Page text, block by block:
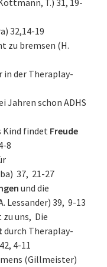
T.) 31, 19-
32,14-19
zu bremsen (H.
der Theraplay-
Jahren schon ADHS
Kind findet Freude
8
37, 21-27
und die
Lessander) 39, 9-13
zu uns, Die
durch Theraplay-
4-11
(Gillmeister)